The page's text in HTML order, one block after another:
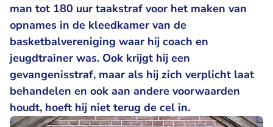
man tot 180 uur taakstraf voor het maken van
opnames in de kleedkamer van de
basketbalvereniging waar hij coach en
jeugdtrainer was. Ook krijgt hij een
gevangenisstraf, maar als hij zich verplicht laat
behandelen en ook aan andere voorwaarden
houdt, hoeft hij niet terug de cel in.